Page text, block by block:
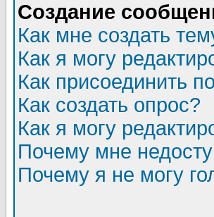
Создание
Как мне создать
Как я могу
Как присоединить
Как создать опрос?
Как я могу
Почему мне
Почему я не могу